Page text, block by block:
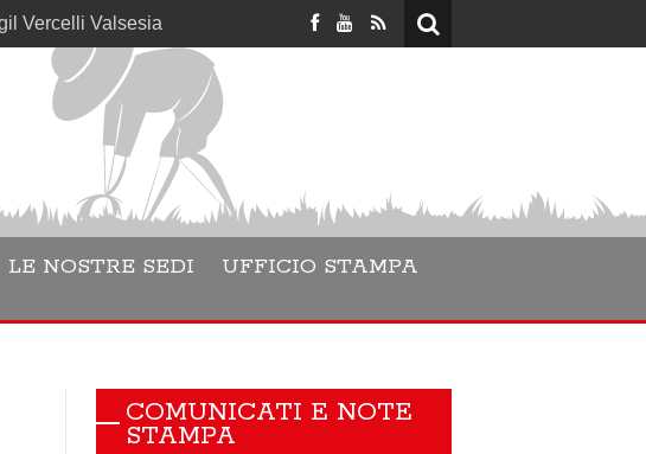
Valsesia
LE NOSTRE SEDI
UFFICIO STAMPA
COMUNICATI E NOTE
STAMPA